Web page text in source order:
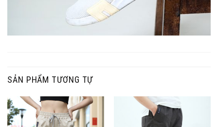
SẢN PHẨM TƯƠNG TỰ